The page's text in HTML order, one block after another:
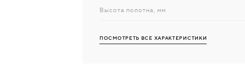
Высота полотна, мм
ПОСМОТРЕТЬ ВСЕ ХАРАКТЕРИСТИКИ